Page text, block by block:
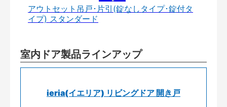
アウトセット吊戸･片引(錠なしタイプ･錠付タ
イプ) スタンダード
室内ドア製品ラインアップ
ieria(イエリア) リビングドア 開き戸